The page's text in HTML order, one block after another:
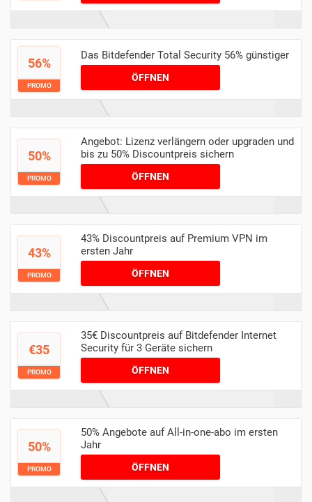
56%
PROMO
Das Bitdefender Total Security 56% günstiger
ÖFFNEN
50%
PROMO
Angebot: Lizenz verlängern oder upgraden und
bis zu 50% Discountpreis sichern
ÖFFNEN
43%
PROMO
43% Discountpreis auf Premium VPN im
ersten Jahr
ÖFFNEN
€35
PROMO
35€ Discountpreis auf Bitdefender Internet
Security für 3 Geräte sichern
ÖFFNEN
50%
PROMO
50% Angebote auf All-in-one-abo im ersten
Jahr
ÖFFNEN